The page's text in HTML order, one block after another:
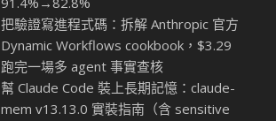
把驗證寫進程式碼：拆解 Anthropic 官方
Dynamic Workflows cookbook，$3.29
跑完一場多 agent 事實查核
幫 Claude Code 裝上長期記憶：claude-
mem v13.13.0 實裝指南（含 sensitive